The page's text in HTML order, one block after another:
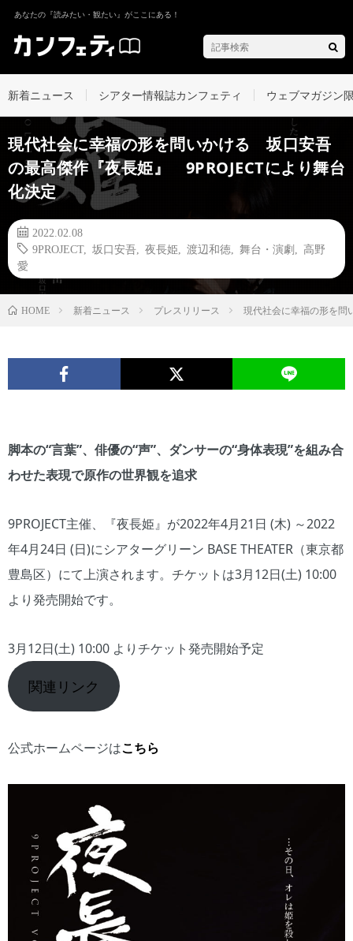
あなたの『読みたい・観たい』がここにある！
新着ニュース シアター情報誌カンフェティ ウェブマガジン
現代社会に幸福の形を問いかける 坂口安吾
の最高傑作『夜長姫』 9PROJECTにより舞台
化決定
2022.02.08
9PROJECT, 坂口安吾 夜長姫 渡辺和徳 舞台・演劇
高野
愛
HOME 新着ニュース プレスリリース 現代社会に幸福の形を
脚本の“言葉”、俳優の“声”、ダンサーの“身体表現”を組み合
わせた表現で原作の世界観を追求
9PROJECT主催、『夜長姫』が2022年4月21日 (木) ～2022
年4月24日 (日)にシアターグリーン BASE THEATER（東京都
豊島区）にて上演されます。チケットは3月12日(土) 10:00
より発売開始です。
3月12日(土) 10:00 よりチケット発売開始予定
関連リンク
公式ホームページはこちら